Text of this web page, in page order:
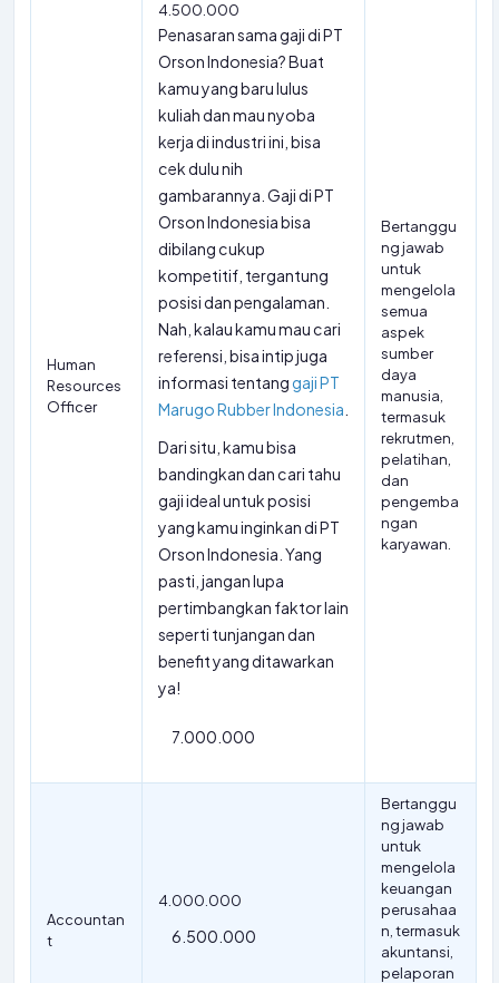
Human
Resources
Officer
4.500.000
Penasaran sama gaji di PT
Orson Indonesia? Buat
kamu yang baru lulus
kuliah dan mau nyoba
kerja di industri ini, bisa
cek dulu nih
gambarannya. Gaji di PT
Orson Indonesia bisa
dibilang cukup
kompetitif, tergantung
posisi dan pengalaman.
Nah, kalau kamu mau cari
referensi, bisa intip juga
informasi tentang gaji PT
Marugo Rubber Indonesia
Dari situ, kamu bisa
bandingkan dan cari tahu
gaji ideal untuk posisi
yang kamu inginkan di PT
Orson Indonesia. Yang
pasti, jangan lupa
pertimbangkan faktor lain
seperti tunjangan dan
benefit yang ditawarkan
ya!
7.000.000
Bertanggu
ng jawab
untuk
mengelola
semua
aspek
sumber
daya
manusia,
termasuk
rekrutmen,
pelatihan,
dan
pengemba
ngan
karyawan.
Accountan
t
4.000.000
6.500.000
Bertanggu
ng jawab
untuk
mengelola
keuangan
perusahaa
n, termasuk
akuntansi,
pelaporan